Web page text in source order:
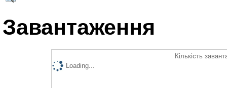
Завантаження
Кількість
Loading...